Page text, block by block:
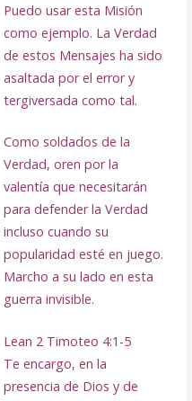
Puedo usar esta Misión
como ejemplo. La Verdad
de estos Mensajes ha sido
asaltada por el error y
tergiversada como tal.
Como soldados de la
Verdad, oren por la
valentía que necesitarán
para defender la Verdad
incluso cuando su
popularidad esté en juego.
Marcho a su lado en esta
guerra invisible.
Lean 2 Timoteo 4:1-5
Te encargo, en la
presencia de Dios y de